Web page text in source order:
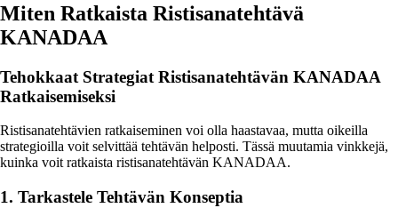
Miten Ratkaista Ristisanatehtävä
KANADAA
Tehokkaat Strategiat Ristisanatehtävän KANADAA
Ratkaisemiseksi
Ristisanatehtävien ratkaiseminen voi olla haastavaa, mutta oikeilla
strategioilla voit selvittää tehtävän helposti. Tässä muutamia vinkkejä,
kuinka voit ratkaista ristisanatehtävän KANADAA.
1. Tarkastele Tehtävän Konseptia